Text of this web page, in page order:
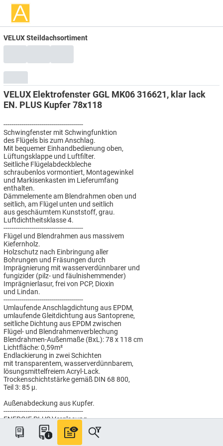
VELUX Steildachsortiment
VELUX Elektrofenster GGL MK06 316621, klar lack
EN. PLUS Kupfer 78x118
----------------------------------------
Schwingfenster mit Schwingfunktion
des Flügels bis zum Anschlag.
Mit bequemer Einhandbedienung oben,
Lüftungsklappe und Luftfilter.
Seitliche Flügelabdeckbleche
schraubenlos vormontiert, Montagewinkel
und Markisenkasten im Lieferumfang
enthalten.
Dämmelemente am Blendrahmen oben und
seitlich, am Flügel unten und seitlich
aus geschäumtem Kunststoff, grau.
Luftdichtheitsklasse 4.
----------------------------------------
Flügel und Blendrahmen aus massivem
Kiefernholz.
Holzschutz nach Einbringung aller
Bohrungen und Fräsungen durch
Imprägnierung mit wasserverdünnbarer und
fungizider (pilz- und fäulnishemmender)
Imprägnierlasur, frei von PCP, Dioxin
und Lindan.
----------------------------------------
Umlaufende Anschlagdichtung aus EPDM,
umlaufende Gleitdichtung aus Santoprene,
seitliche Dichtung aus EPDM zwischen
Flügel- und Blendrahmenverblechung
Blendrahmen-Außenmaße (BxL): 78 x 118 cm
Lichtfläche: 0,59m²
Endlackierung in zwei Schichten
mit transparentem, wasserverdünnbarem,
lösungsmittelfreiem Acryl-Lack.
Trockenschichtstärke gemäß DIN 68 800,
Teil 3: 85 µ.
Außenabdeckung aus Kupfer.
----------------------------------------
ENERGIE PLUS Verglasung
Passivhaus tauglich, für besonders
hohen Wärmeschutz: Uw = 1,0 W/(m²K),
Gesamtenergiedurchlasswert g = 0,44.